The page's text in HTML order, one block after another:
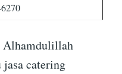
Alhamdulillah
jasa catering